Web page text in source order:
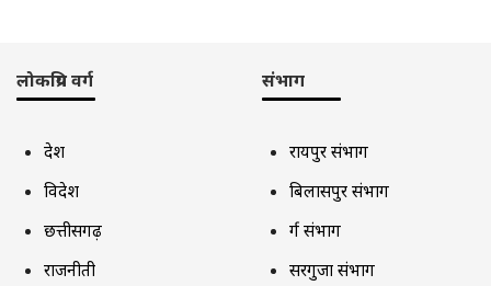
लोकप्रिय वर्ग
देश
विदेश
छत्तीसगढ़
राजनीती
संभाग
रायपुर संभाग
बिलासपुर संभाग
दुर्ग संभाग
सरगुजा संभाग